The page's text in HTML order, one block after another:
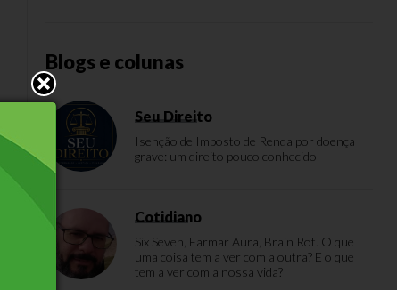
Blogs e colunas
Seu Direito
Isenção de Imposto de Renda por doença
grave: um direito pouco conhecido
Cotidiano
Six Seven, Farmar Aura, Brain Rot. O que
uma coisa tem a ver com a outra? E o que
tem a ver com a nossa vida?